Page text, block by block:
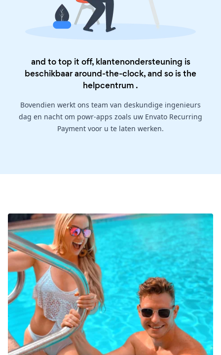
and to top it off, klantenondersteuning is
beschikbaar around-the-clock, and so is the
helpcentrum .
Bovendien werkt ons team van deskundige ingenieurs
dag en nacht om powr-apps zoals uw Envato Recurring
Payment voor u te laten werken.